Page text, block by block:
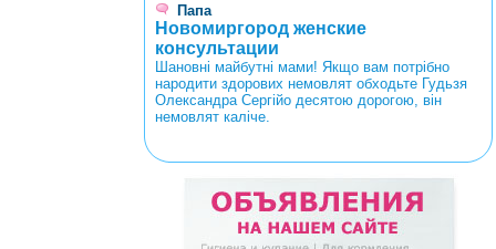
Папа
Новомиргород женские
консультации
Шановні майбутні мами! Якщо вам потрібно
народити здорових немовлят обходьте Гудьзя
Олександра Сергійо десятою дорогою, він
немовлят каліче.